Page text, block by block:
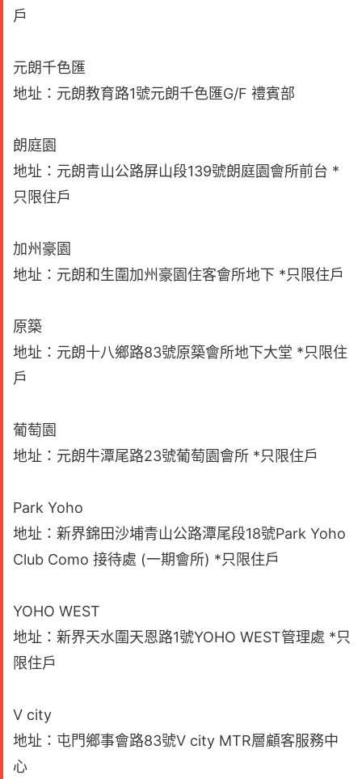
戶
元朗千色匯
地址：元朗教育路1號元朗千色匯G/F 禮賓部
朗庭園
地址：元朗青山公路屏山段139號朗庭園會所前台 *
只限住戶
加州豪園
地址：元朗和生圍加州豪園住客會所地下 *只限住戶
原築
地址：元朗十八鄉路83號原築會所地下大堂 *只限住
戶
葡萄園
地址：元朗牛潭尾路23號葡萄園會所 *只限住戶
Park Yoho
地址：新界錦田沙埔青山公路潭尾段18號Park Yoho
Club Como 接待處 (一期會所) *只限住戶
YOHO WEST
地址：新界天水圍天恩路1號YOHO WEST管理處 *只
限住戶
V city
地址：屯門鄉事會路83號V city MTR層顧客服務中
心